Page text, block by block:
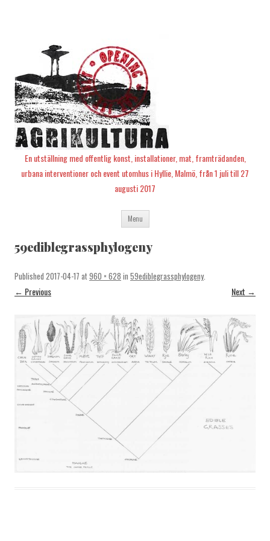
En utställning med offentlig konst, installationer, mat, framträdanden,
urbana interventioner och event utomhus i Hyllie, Malmö, från 1 juli till 27
augusti 2017
Menu Skip
content
59ediblegrassphylogeny
Published 2017-04-17 at960 × 628 in 59ediblegrassphylogeny.
← Previous Next →